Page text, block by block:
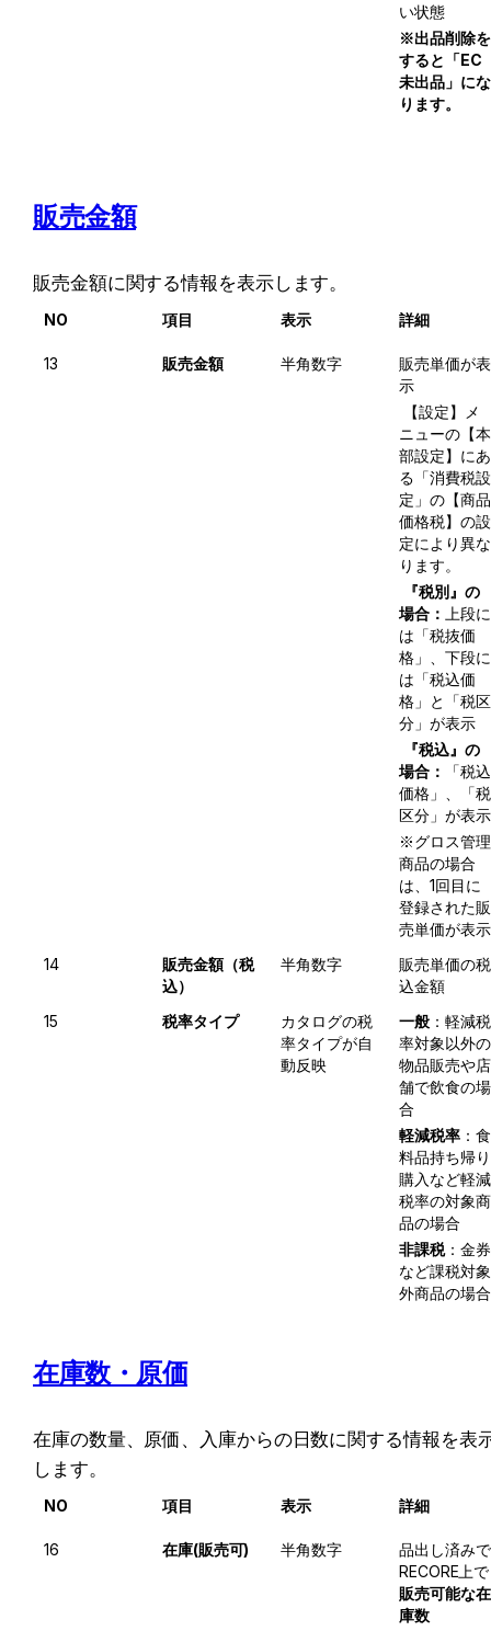
い状態
※出品削除を
すると「EC
未出品」にな
ります。
販売金額
販売金額に関する情報を表示します。
NO 項目 表示 詳細
13 販売金額 半角数字
販売単価が表
示
ニューの【本
部設定】にあ
る「消費税設
定」の【商品
価格税】の設
定により異な
ります。
『税別』の
場合：
上段に
は「税抜価
格」、下段に
は「税込価
格」と「税区
分」が表示
『税込』の
場合：
「税込
価格」、「税
区分」が表示
※グロス管理
商品の場合
は、1回目に
登録された販
売単価が表示
14
販売金額（税
込）
半角数字
販売単価の税
込金額
15
税率タイプ
カタログの税
率タイプが自
動反映
一般：軽減税
率対象以外の
物品販売や店
舗で飲食の場
合
軽減税率：食
料品持ち帰り
購入など軽減
税率の対象商
品の場合
非課税：金券
など課税対象
外商品の場合
在庫数・原価
在庫の数量、原価、入庫からの日数に関する情報を表
します。
NO 項目 表示 詳細
16 在庫(販売可) 半角数字
品出し済みで
RECORE上で
販売可能な在
庫数